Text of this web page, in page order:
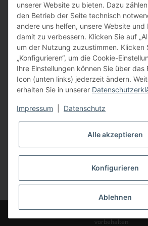
* Alle Preise inkl. gesetzlicher USt., zzgl.
© Bauer-Systemtechnik GmbH - Technische
vorbehalten
unserer Website zu bieten. Dazu
den Betrieb der Seite technisch
andere uns helfen, unsere Website und
damit zu verbessern. Klicken Sie auf
um der Nutzung zuzustimmen. Klicken
„Konfigurieren“, um die Cookie-
Ihre Einstellungen können Sie über
Icon (unten links) jederzeit ändern.
erhalten Sie in unserer
Impressum Datenschutz
Alle akzeptieren
Konfigurieren
Ablehnen